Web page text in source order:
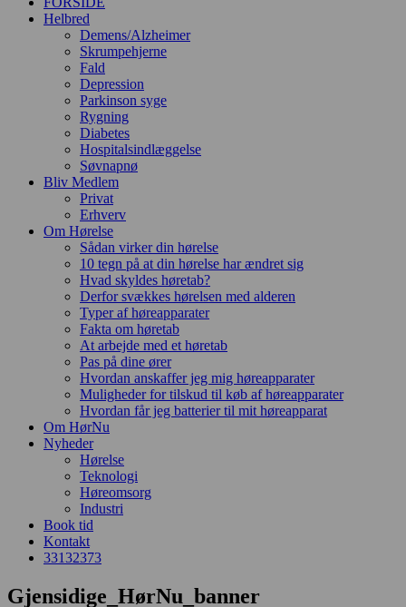
Helbred
Demens/Alzheimer
Skrumpehjerne
Fald
Depression
Parkinson syge
Rygning
Diabetes
Hospitalsindlæggelse
Søvnapnø
Bliv Medlem
Privat
Erhverv
Om Hørelse
Sådan virker din hørelse
10 tegn på at din hørelse har ændret sig
Hvad skyldes høretab?
Derfor svækkes hørelsen med alderen
Typer af høreapparater
Fakta om høretab
At arbejde med et høretab
Pas på dine ører
Hvordan anskaffer jeg mig høreapparater
Muligheder for tilskud til køb af høreapparater
Hvordan får jeg batterier til mit høreapparat
Om HørNu
Nyheder
Hørelse
Teknologi
Høreomsorg
Industri
Book tid
Kontakt
33132373
Gjensidige_HørNu_banner